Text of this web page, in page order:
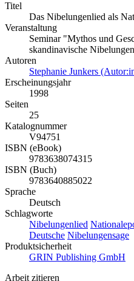
Titel
Das Nibelungenlied als
Veranstaltung
Seminar "Mythos und
skandinavische
Autoren
Stephanie Junkers
Erscheinungsjahr
1998
Seiten
25
Katalognummer
V94751
ISBN (eBook)
9783638074315
ISBN (Buch)
9783640885022
Sprache
Deutsch
Schlagworte
Nibelungenlied
Deutsche Nibelungensage
Produktsicherheit
GRIN Publishing GmbH
Arbeit zitieren